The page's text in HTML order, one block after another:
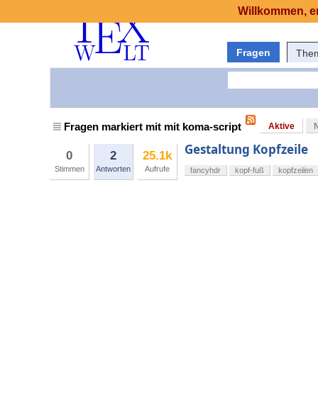
Fragen
Fragen markiert mit mit koma-script Aktive
0
Stimmen
2
Antworten
25.1k
Aufrufe
Gestaltung Kopfzeile
fancyhdr kopf-fuß kopfzeilen
Willkommen,